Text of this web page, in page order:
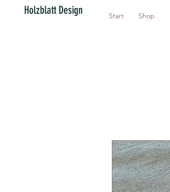
Holzblatt Design Start Shop